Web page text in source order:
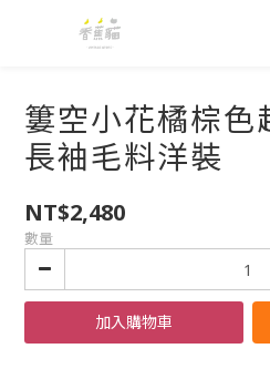
簍空小花橘棕色
長袖毛料洋裝
NT$2,480
數量
加入購物車